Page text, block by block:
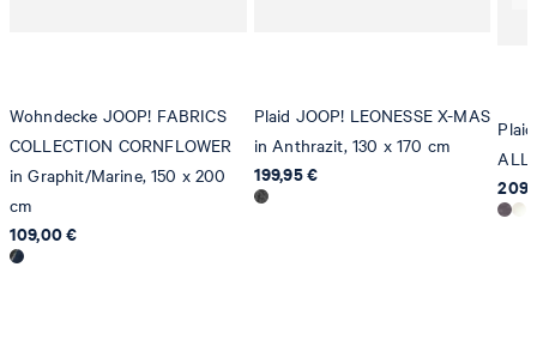
Wohndecke JOOP! FABRICS
COLLECTION CORNFLOWER
in Graphit/Marine, 150 x 200
cm
109,00 €
Plaid JOOP! LEONESSE X-MAS
in Anthrazit, 130 x 170 cm
199,95 €